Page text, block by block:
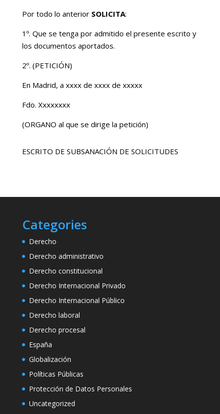
Por todo lo anterior SOLICITA:
1º. Que se tenga por admitido el presente escrito y
los documentos aportados.
2º. (PETICIÓN)
En Madrid, a xxxx de xxxx de xxxxx
Fdo. Xxxxxxxx
(ORGANO al que se dirige la petición)
ESCRITO DE SUBSANACIÓN DE SOLICITUDES
Categories
Derecho
Derecho administrativo
Derecho constitucional
Derecho Internacional Privado
Derecho Internacional Público
Derecho laboral
Derecho procesal
España
Globalización
Políticas Públicas
Protección de Datos Personales
Uncategorized